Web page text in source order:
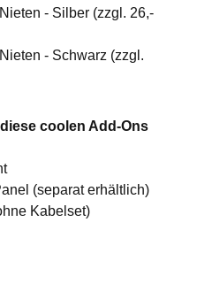
- Silber (zzgl. 26,-
- Schwarz (zzgl.
coolen Add-Ons
(separat erhältlich)
Kabelset)